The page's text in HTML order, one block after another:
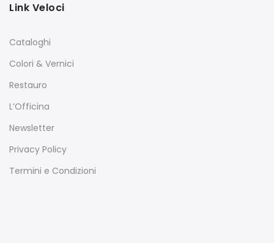
Link Veloci
Cataloghi
Colori & Vernici
Restauro
L’Officina
Newsletter
Privacy Policy
Termini e Condizioni